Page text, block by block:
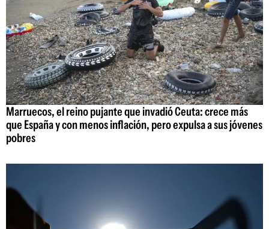
Marruecos, el reino pujante que invadió Ceuta: crece más
que España y con menos inflación, pero expulsa a sus jóvenes
pobres